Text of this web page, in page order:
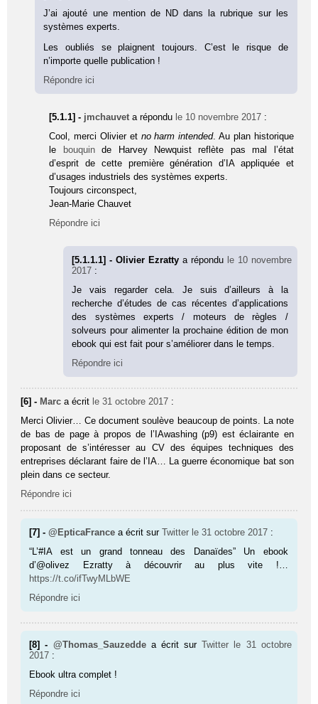
J’ai ajouté une mention de ND dans la rubrique sur les
systèmes experts.
Les oubliés se plaignent toujours. C’est le risque de
n’importe quelle publication !
Répondre ici
[5.1.1] - jmchauvet a répondu le 10 novembre 2017 :
Cool, merci Olivier et no harm intended. Au plan historique
le bouquinde Harvey Newquist reflète pas mal l’état
d’esprit de cette première génération d’IA appliquée et
d’usages industriels des systèmes experts.
Toujours circonspect,
Jean-Marie Chauvet
Répondre ici
[5.1.1.1] - Olivier Ezratty a répondu le 10 novembre
2017 :
Je vais regarder cela. Je suis d’ailleurs à la
recherche d’études de cas récentes d’applications
des systèmes experts / moteurs de règles /
solveurs pour alimenter la prochaine édition de mon
ebook qui est fait pour s’améliorer dans le temps.
Répondre ici
[6] - Marc a écrit le 31 octobre 2017 :
Merci Olivier… Ce document soulève beaucoup de points. La note
de bas de page à propos de l’IAwashing (p9) est éclairante en
proposant de s’intéresser au CV des équipes techniques des
entreprises déclarant faire de l’IA… La guerre économique bat son
plein dans ce secteur.
Répondre ici
[7] -@EpticaFrance a écrit surTwitter le 31 octobre 2017 :
“L’#IA est un grand tonneau des Danaïdes” Un ebook
d’@olivez Ezratty à découvrir au plus vite !…
https://t.co/ifTwyMLbWE
Répondre ici
[8] - @Thomas_Sauzedde a écrit surTwitter le 31 octobre
2017 :
Ebook ultra complet !
Répondre ici